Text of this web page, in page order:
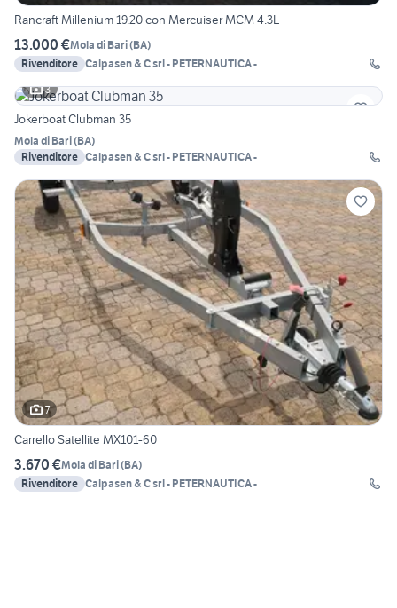
Rancraft Millenium 19.20 con Mercuiser MCM 4.3L
13.000 €Mola di Bari(BA)
Rivenditore Calpasen & C srl - PETERNAUTICA -
3
Jokerboat Clubman 35
Mola di Bari(BA)
Rivenditore Calpasen & C srl - PETERNAUTICA -
7
Carrello Satellite MX101-60
3.670 €Mola di Bari(BA)
Rivenditore Calpasen & C srl - PETERNAUTICA -